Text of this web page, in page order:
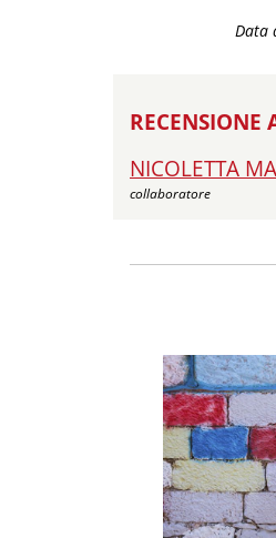
Data
RECENSIONE
NICOLETTA
collaboratore